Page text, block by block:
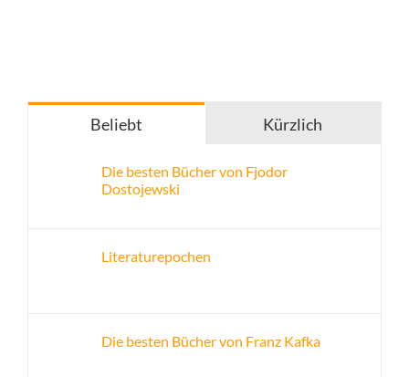
Beliebt Kürzlich
Die besten Bücher von Fjodor
Dostojewski
Literaturepochen
Die besten Bücher von Franz Kafka